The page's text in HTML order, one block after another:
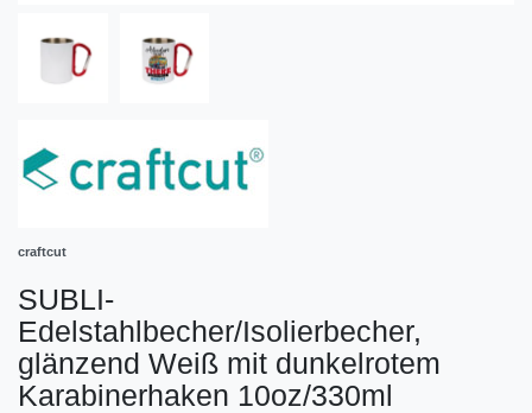
craftcut
SUBLI-
Edelstahlbecher/Isolierbecher,
glänzend Weiß mit dunkelrotem
Karabinerhaken 10oz/330ml